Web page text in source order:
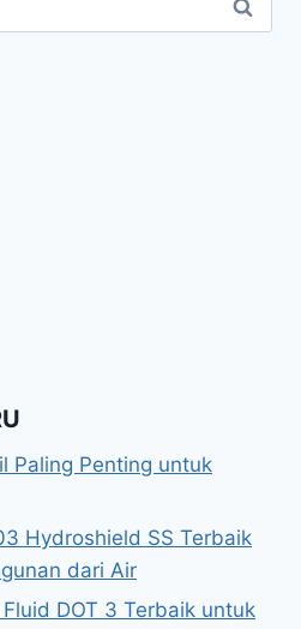
Paling Penting untuk
Hydroshield SS Terbaik
dari Air
DOT 3 Terbaik untuk